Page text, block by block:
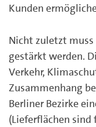
Kunden
Nicht zuletzt
gestärkt werden.
Verkehr,
Zusammenhang
Berliner Bezirke
(Lieferflächen sind